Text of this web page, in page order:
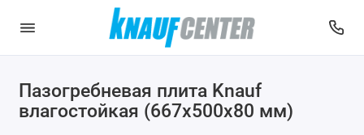
Пазогребневая плита Knauf
влагостойкая (667x500x80 мм)